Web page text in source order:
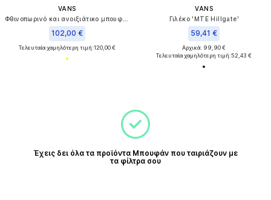
VANS
102,00 €
Τελευταία χαμηλότερη τιμή:120,00 €
VANS
Γιλέκο 'MTE Hillgate'
59,41 €
Αρχικά: 99,90 €
Τελευταία χαμηλότερη τιμή:52,43 €
Έχεις δει όλα τα προϊόντα Μπουφάν που ταιριάζουν με
τα φίλτρα σου